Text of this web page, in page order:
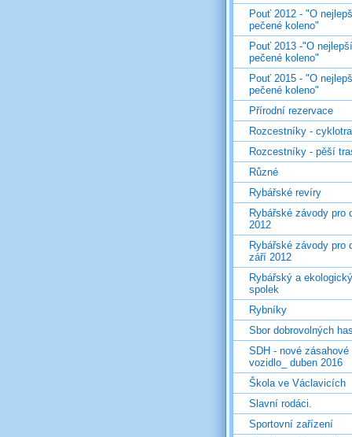
Pouť 2012 - "O
pečené koleno"
Pouť 2013 -"O nejlepší
pečené koleno"
Pouť 2015 - "O
pečené koleno"
Přírodní rezervace
Rozcestníky -
Rozcestníky - pěší
Různé
Rybářské revíry
Rybářské závody pro
2012
Rybářské závody pro
září 2012
Rybářský a ekologický
spolek
Rybníky
Sbor dobrovolných
SDH - nové zásahové
vozidlo_ duben 2016
Škola ve Václavicích
Slavní rodáci.
Sportovní zařízení